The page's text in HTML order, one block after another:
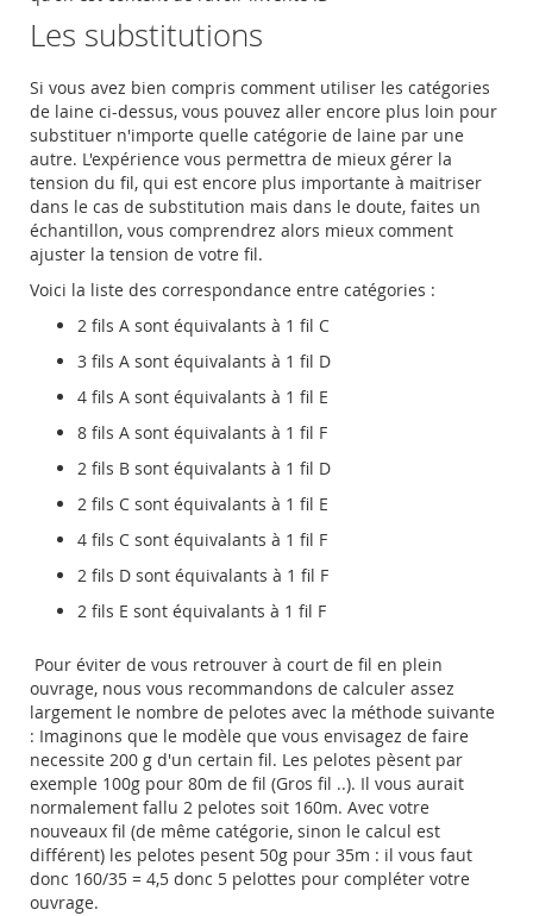
Les substitutions
Si vous avez bien compris comment utiliser les catégories
de laine ci-dessus, vous pouvez aller encore plus loin pour
substituer n'importe quelle catégorie de laine par une
autre. L'expérience vous permettra de mieux gérer la
tension du fil, qui est encore plus importante à maitriser
dans le cas de substitution mais dans le doute, faites un
échantillon, vous comprendrez alors mieux comment
ajuster la tension de votre fil.
Voici la liste des correspondance entre catégories :
2 fils A sont équivalants à 1 fil C
3 fils A sont équivalants à 1 fil D
4 fils A sont équivalants à 1 fil E
8 fils A sont équivalants à 1 fil F
2 fils B sont équivalants à 1 fil D
2 fils C sont équivalants à 1 fil E
4 fils C sont équivalants à 1 fil F
2 fils D sont équivalants à 1 fil F
2 fils E sont équivalants à 1 fil F
Pour éviter de vous retrouver à court de fil en plein
ouvrage, nous vous recommandons de calculer assez
largement le nombre de pelotes avec la méthode suivante
: Imaginons que le modèle que vous envisagez de faire
necessite 200 g d'un certain fil. Les pelotes pèsent par
exemple 100g pour 80m de fil (Gros fil ..). Il vous aurait
normalement fallu 2 pelotes soit 160m. Avec votre
nouveaux fil (de même catégorie, sinon le calcul est
différent) les pelotes pesent 50g pour 35m : il vous faut
donc 160/35 = 4,5 donc 5 pelottes pour compléter votre
ouvrage.